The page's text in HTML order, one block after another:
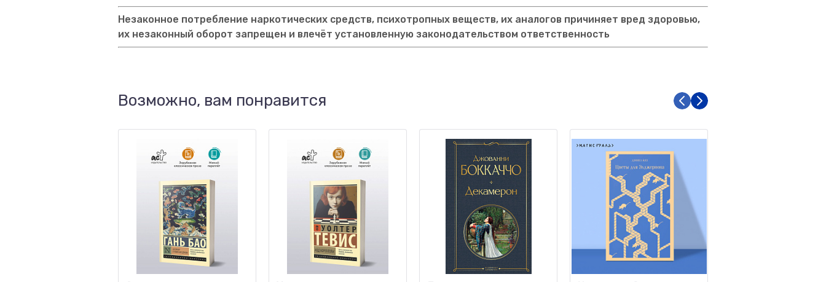
Незаконное потребление наркотических средств, психотропных веществ, их аналогов причиняет вред здоровью,
их незаконный оборот запрещен и влечёт установленную законодательством ответственность
Возможно, вам понравится